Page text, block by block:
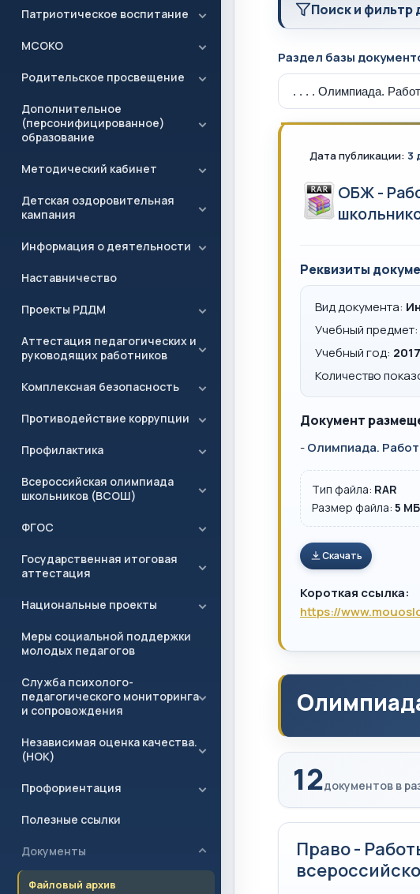
Патриотическое воспитание
МСОКО
Родительское просвещение
Дополнительное
(персонифицированное)
образование
Методический кабинет
Детская оздоровительная
кампания
Информация о деятельности
Наставничество
Проекты РДДМ
Аттестация педагогических и
руководящих работников
Комплексная безопасность
Противодействие коррупции
Профилактика
Всероссийская олимпиада
школьников (ВСОШ)
ФГОС
Государственная итоговая
аттестация
Национальные проекты
Меры социальной поддержки
молодых педагогов
Служба психолого-
педагогического мониторинга
и сопровождения
Независимая оценка качества.
(НОК)
Профориентация
Полезные ссылки
Документы
Файловый архив
Поиск и фильтр
Раздел базы
Дата публикации: 3
ОБЖ -
Реквизиты
Вид документа:
Учебный предмет:
Учебный год:
Количество
Документ
-Олимпиада.
Тип файла: RAR
Размер файла: 5 MБ
Скачать
Короткая ссылка:
https://
12документов в
Право -